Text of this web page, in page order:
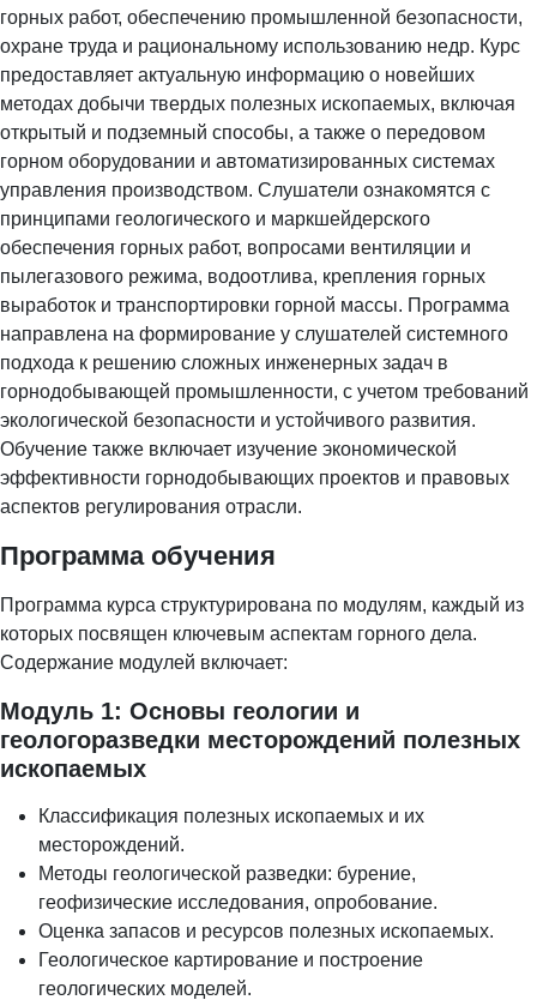
горных работ, обеспечению промышленной безопасности,
охране труда и рациональному использованию недр. Курс
предоставляет актуальную информацию о новейших
методах добычи твердых полезных ископаемых, включая
открытый и подземный способы, а также о передовом
горном оборудовании и автоматизированных системах
управления производством. Слушатели ознакомятся с
принципами геологического и маркшейдерского
обеспечения горных работ, вопросами вентиляции и
пылегазового режима, водоотлива, крепления горных
выработок и транспортировки горной массы. Программа
направлена на формирование у слушателей системного
подхода к решению сложных инженерных задач в
горнодобывающей промышленности, с учетом требований
экологической безопасности и устойчивого развития.
Обучение также включает изучение экономической
эффективности горнодобывающих проектов и правовых
аспектов регулирования отрасли.
Программа обучения
Программа курса структурирована по модулям, каждый из
которых посвящен ключевым аспектам горного дела.
Содержание модулей включает:
Модуль 1: Основы геологии и
геологоразведки месторождений полезных
ископаемых
Классификация полезных ископаемых и их
месторождений.
Методы геологической разведки: бурение,
геофизические исследования, опробование.
Оценка запасов и ресурсов полезных ископаемых.
Геологическое картирование и построение
геологических моделей.